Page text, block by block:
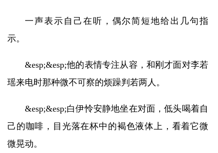
一声表示自己在听，偶尔简短地给出几句指
示。
&esp;&esp;他的表情专注从容，和刚才面对李若
瑶来电时那种微不可察的烦躁判若两人。
&esp;&esp;白伊怜安静地坐在对面，低头喝着自
己的咖啡，目光落在杯中的褐色液体上，看着它微
微晃动。